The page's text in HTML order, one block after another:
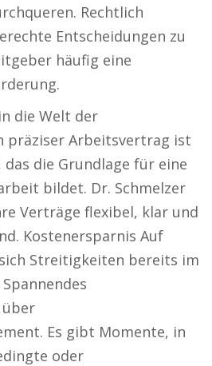
Rechtlich
Entscheidungen zu
häufig eine
die Welt der
präziser Arbeitsvertrag ist
die Grundlage für eine
bildet. Dr. Schmelzer
Verträge flexibel, klar und
Kostenersparnis Auf
Streitigkeiten bereits im
Es gibt Momente, in
oder